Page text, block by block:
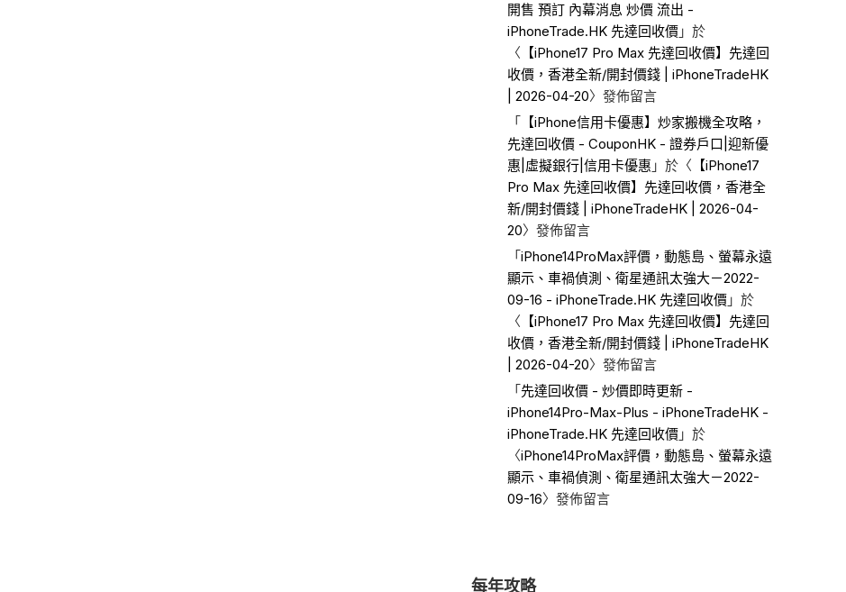
開售 預訂 內幕消息 炒價 流出 -
iPhoneTrade.HK 先達回收價」於
〈 【iPhone17 Pro Max 先達回收價】先達回
收價，香港全新/開封價錢 | iPhoneTradeHK
| 2026-04-20〉發佈留言
「
【iPhone信用卡優惠】炒家搬機全攻略，
先達回收價 - CouponHK - 證券戶口|迎新優
惠|虛擬銀行|信用卡優惠 」於〈 【iPhone17
Pro Max 先達回收價】先達回收價，香港全
新/開封價錢 | iPhoneTradeHK | 2026-04-
20〉發佈留言
「 iPhone14ProMax評價，動態島、螢幕永遠
顯示、車禍偵測、衛星通訊太強大－2022-
09-16 - iPhoneTrade.HK 先達回收價」於
〈 【iPhone17 Pro Max 先達回收價】先達回
收價，香港全新/開封價錢 | iPhoneTradeHK
| 2026-04-20〉發佈留言
「 先達回收價 - 炒價即時更新 -
iPhone14Pro-Max-Plus - iPhoneTradeHK -
iPhoneTrade.HK 先達回收價」於
〈iPhone14ProMax評價，動態島、螢幕永遠
顯示、車禍偵測、衛星通訊太強大－2022-
09-16〉發佈留言
每年攻略